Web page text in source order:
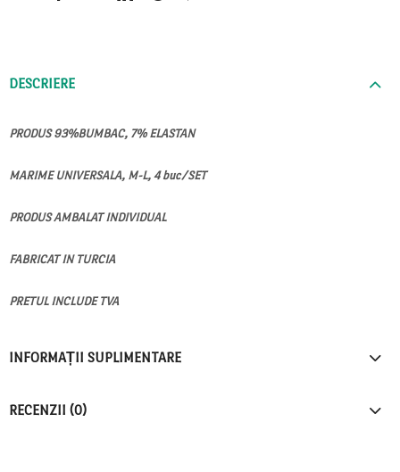
DESCRIERE
PRODUS 93%BUMBAC, 7% ELASTAN
MARIME UNIVERSALA, M-L, 4 buc/SET
PRODUS AMBALAT INDIVIDUAL
FABRICAT IN TURCIA
PRETUL INCLUDE TVA
INFORMAȚII SUPLIMENTARE
RECENZII (0)